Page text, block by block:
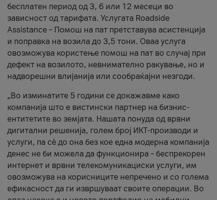
бесплатен период од 3, 6 или 12 месеци во
зависност од тарифата. Услугата Roadside
Assistance – Помош на пат претставува асистенција
и поправка на возила до 3,5 тони. Оваа услуга
овозможува користење помош на пат во случај при
дефект на возилото, невнимателно ракување, но и
надворешни влијанија или сообраќајни незгоди.
„Во изминатите 5 години се докажавме како
компанија што е вистински партнер на бизнис-
ентитетите во земјата. Нашата понуда од врвни
дигитални решенија, голем број ИКТ-производи и
услуги, па сè до она без кое една модерна компанија
денес не би можела да функционира – беспрекорен
интернет и врвни телекомуникациски услуги, им
овозможува на корисниците непречено и со голема
ефикасност да ги извршуваат своите операции. Во